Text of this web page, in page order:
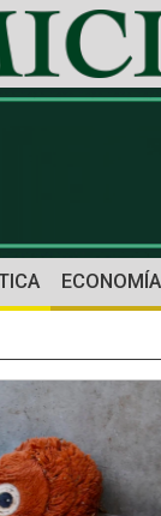
ECONOMÍA